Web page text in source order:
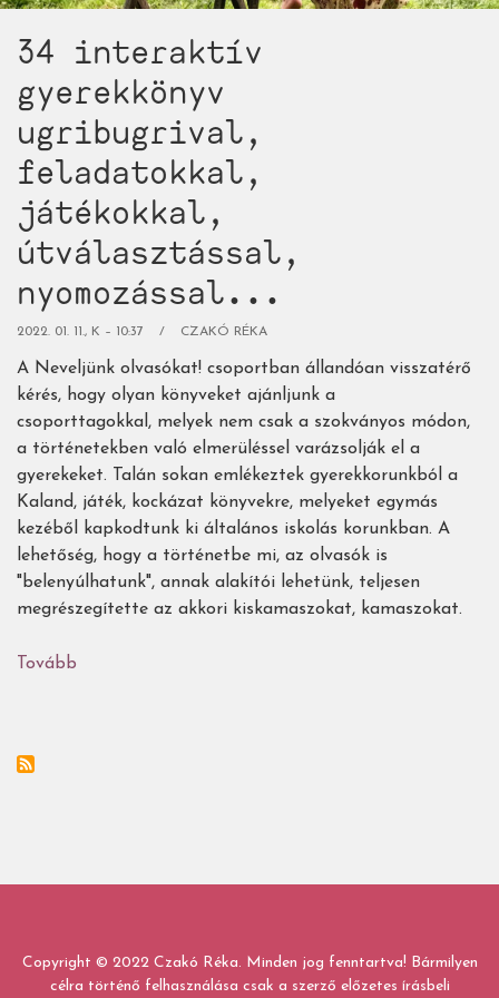
34 interaktív
gyerekkönyv
ugribugrival,
feladatokkal,
játékokkal,
útválasztással,
nyomozással...
2022. 01. 11., K – 10:37 CZAKÓ RÉKA
A Neveljünk olvasókat! csoportban állandóan visszatérő
kérés, hogy olyan könyveket ajánljunk a
csoporttagokkal, melyek nem csak a szokványos módon,
a történetekben való elmerüléssel varázsolják el a
gyerekeket. Talán sokan emlékeztek gyerekkorunkból a
Kaland, játék, kockázat könyvekre, melyeket egymás
kezéből kapkodtunk ki általános iskolás korunkban. A
lehetőség, hogy a történetbe mi, az olvasók is
"belenyúlhatunk", annak alakítói lehetünk, teljesen
megrészegítette az akkori kiskamaszokat, kamaszokat.
Tovább
Copyright © 2022 Czakó Réka. Minden jog fenntartva! Bármilyen
célra történő felhasználása csak a szerző előzetes írásbeli